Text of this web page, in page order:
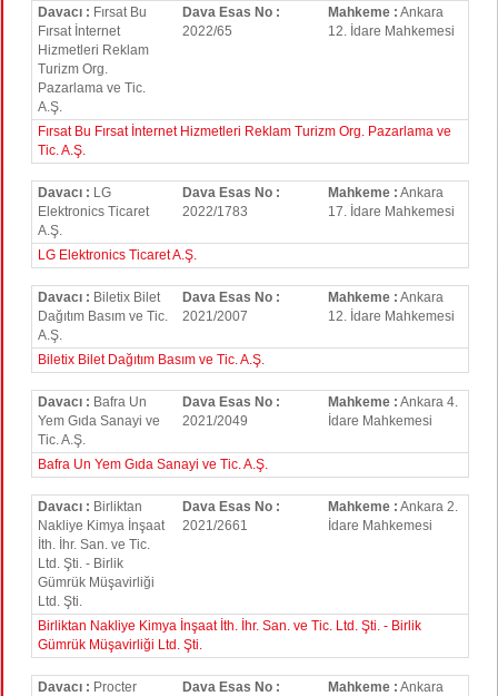
Davacı : Fırsat Bu
Fırsat İnternet
Hizmetleri Reklam
Turizm Org.
Pazarlama ve Tic.
A.Ş.
Dava Esas No :
2022/65
Mahkeme : Ankara
12. İdare Mahkemesi
Fırsat Bu Fırsat İnternet Hizmetleri Reklam Turizm Org. Pazarlama ve
Tic. A.Ş.
Davacı : LG
Elektronics Ticaret
A.Ş.
Dava Esas No :
2022/1783
Mahkeme : Ankara
17. İdare Mahkemesi
LG Elektronics Ticaret A.Ş.
Davacı : Biletix Bilet
Dağıtım Basım ve Tic.
A.Ş.
Dava Esas No :
2021/2007
Mahkeme : Ankara
12. İdare Mahkemesi
Biletix Bilet Dağıtım Basım ve Tic. A.Ş.
Davacı : Bafra Un
Yem Gıda Sanayi ve
Tic. A.Ş.
Dava Esas No :
2021/2049
Mahkeme : Ankara 4.
İdare Mahkemesi
Bafra Un Yem Gıda Sanayi ve Tic. A.Ş.
Davacı : Birliktan
Nakliye Kimya İnşaat
İth. İhr. San. ve Tic.
Ltd. Şti. - Birlik
Gümrük Müşavirliği
Ltd. Şti.
Dava Esas No :
2021/2661
Mahkeme : Ankara 2.
İdare Mahkemesi
Birliktan Nakliye Kimya İnşaat İth. İhr. San. ve Tic. Ltd. Şti. - Birlik
Gümrük Müşavirliği Ltd. Şti.
Davacı : Procter
Dava Esas No :
Mahkeme : Ankara